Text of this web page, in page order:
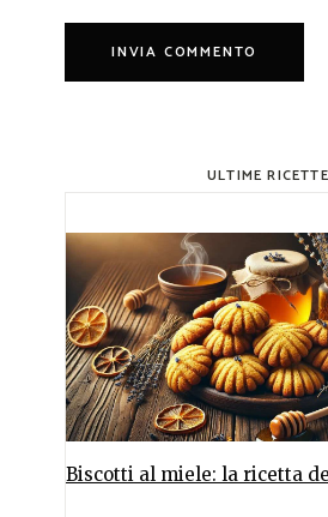
ULTIME RICETTE
Biscotti al miele: la ricetta